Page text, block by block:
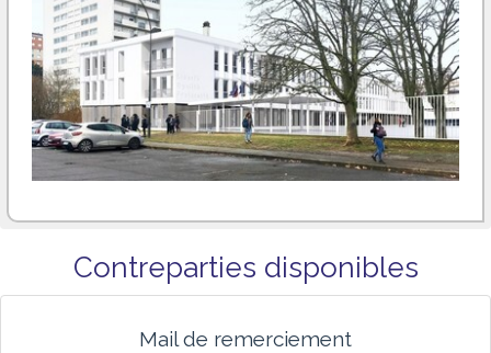
Contreparties disponibles
Mail de remerciement